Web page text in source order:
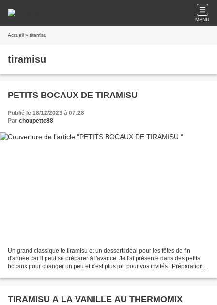
MENU
Accueil » tiramisu
tiramisu
PETITS BOCAUX DE TIRAMISU
Publié le 18/12/2023 à 07:28
Par choupette88
Un grand classique le tiramisu et un dessert idéal pour les fêtes de fin
d'année car il peut se préparer à l'avance. Je l'ai présenté dans des petits
bocaux pour changer un peu et c'est plus joli pour vos invités ! Préparation :
TIRAMISU A LA VANILLE AU THERMOMIX